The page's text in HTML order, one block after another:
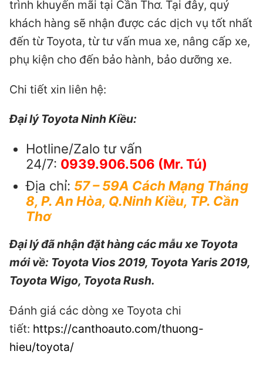
trình khuyến mãi tại Cần Thơ. Tại đây, quý
khách hàng sẽ nhận được các dịch vụ tốt nhất
đến từ Toyota, từ tư vấn mua xe, nâng cấp xe,
phụ kiện cho đến bảo hành, bảo dưỡng xe.
Chi tiết xin liên hệ:
Đại lý Toyota Ninh Kiều:
Hotline/Zalo tư vấn
24/7: 0939.906.506 (Mr. Tú)
Địa chỉ: 57 – 59A Cách Mạng Tháng
8, P. An Hòa, Q.Ninh Kiều, TP. Cần
Thơ
Đại lý đã nhận đặt hàng các mẫu xe Toyota
mới về: Toyota Vios 2019, Toyota Yaris 2019,
Toyota Wigo, Toyota Rush.
Đánh giá các dòng xe Toyota chi
tiết: https://canthoauto.com/thuong-
hieu/toyota/